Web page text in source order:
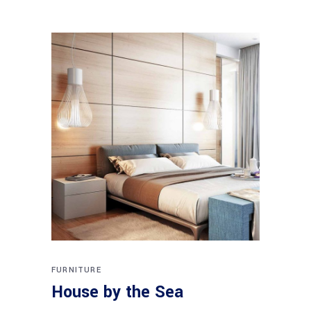
FURNITURE
House by the Sea